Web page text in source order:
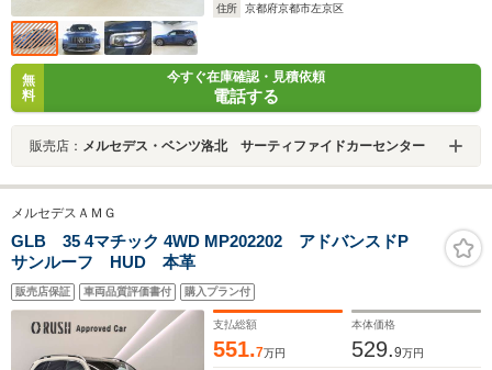
住所
京都府京都市左京区
無
料
今すぐ在庫確認・見積依頼
電話する
販売店： メルセデス・ベンツ洛北 サーティファイドカーセンター
メルセデスＡＭＧ
GLB 35 4マチック 4WD MP202202 アドバンスドP
サンルーフ HUD 本革
販売店保証 車両品質評価書付 購入プラン付
支払総額
551.7万円
本体価格
529.9万円